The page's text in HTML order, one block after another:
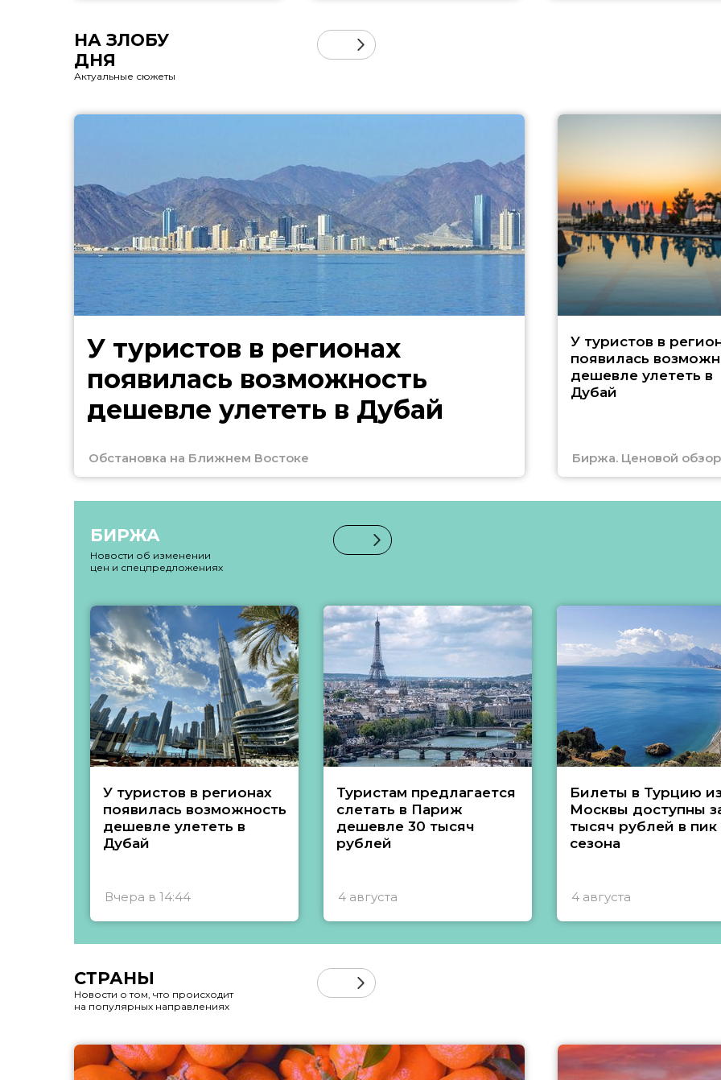
НА ЗЛОБУ
ДНЯ
Актуальные сюжеты
У туристов в регионах
появилась возможность
дешевле улететь в Дубай
Обстановка на Ближнем Востоке
У туристов в
появилась
дешевле улететь в
Дубай
Биржа. Ценовой обзор
БИРЖА
Новости об изменении
цен и спецпредложениях
У туристов в регионах
появилась возможность
дешевле улететь в
Дубай
Вчера в 14:44
Туристам предлагается
слетать в Париж
дешевле 30 тысяч
рублей
4 августа
Билеты в Турцию из
Москвы доступны
тысяч рублей в пик
сезона
4 августа
СТРАНЫ
Новости о том, что происходит
на популярных направлениях